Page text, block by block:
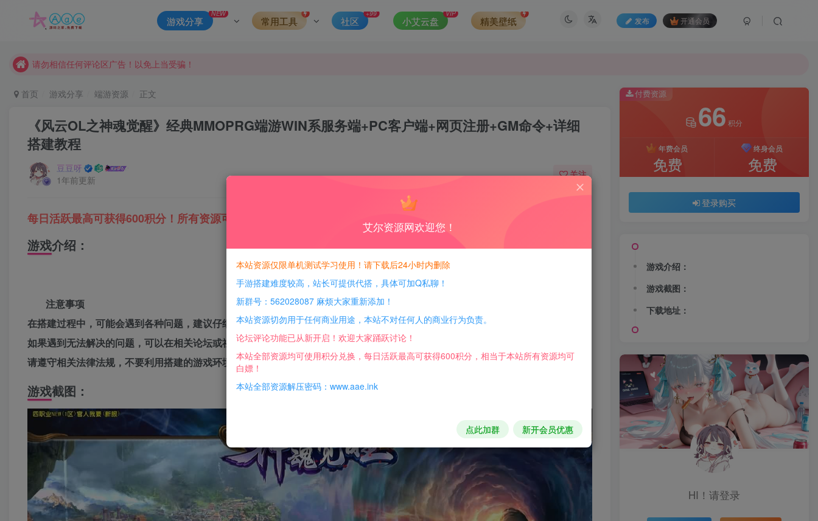
发布 开通会员
游戏分享
NEW
常用工具 社区
+99
小艾云盘
VIP
精美壁纸
现在赞助会员享受专属折扣，详情点击此条公告。
本网站的文章部分内容可能来源于网络，仅供大家学习与参考，如有侵权，请联系站长QQ466107887进行删除处理。
首页 游戏分享 端游资源 正文
《风云OL之神魂觉醒》经典MMOPRG端游WIN系服务端+PC客户端+网页注册+GM命令+详细
搭建教程
豆豆呀
1年前更新
关注
每日活跃最高可获得600积分！所有资源可以使用积分免费兑换！
游戏介绍：
注意事项
在搭建过程中，可能会遇到各种问题，建议仔细阅读搭建教程，并尝试自己解决。
如果遇到无法解决的问题，可以在相关论坛或社区寻求帮助。
请遵守相关法律法规，不要利用搭建的游戏环境从事任何违法活动。
游戏截图：
付费资源
66 积分
年费会员
免费
终身会员
免费
登录购买
游戏介绍：
游戏截图：
下载地址：
HI！请登录
艾尔资源网欢迎您！
本站资源仅限单机测试学习使用！请下载后24小时内删除
手游搭建难度较高，站长可提供代搭，具体可加Q私聊！
新群号：562028087 麻烦大家重新添加！
本站资源切勿用于任何商业用途，本站不对任何人的商业行为负责。
论坛评论功能已从新开启！欢迎大家踊跃讨论！
本站全部资源均可使用积分兑换，每日活跃最高可获得600积分，相当于本站所有资源均可
白嫖！
本站全部资源解压密码：www.aae.ink
点此加群 新开会员优惠